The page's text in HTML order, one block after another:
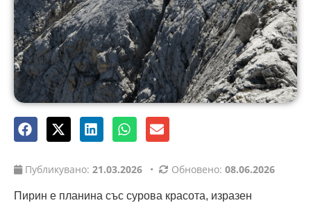
Публикувано: 21.03.2026 • Обновено: 08.06.2026
Пирин е планина със сурова красота, изразен